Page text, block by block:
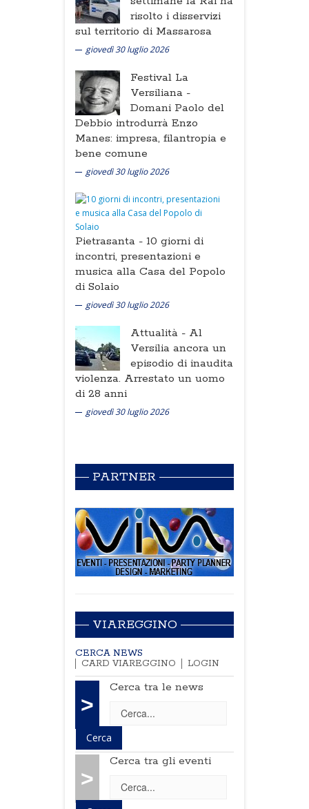
risolto i disservizi
sul territorio di Massarosa
giovedì 30 luglio 2026
Festival La
Versiliana -
Domani Paolo del
Debbio introdurrà Enzo
Manes: impresa, filantropia e
bene comune
giovedì 30 luglio 2026
Pietrasanta - 10 giorni di
incontri, presentazioni e
musica alla Casa del Popolo
di Solaio
giovedì 30 luglio 2026
Attualità - Al
Versilia ancora un
episodio di inaudita
violenza. Arrestato un uomo
di 28 anni
giovedì 30 luglio 2026
PARTNER
VIAREGGINO
CERCA NEWS
CARD VIAREGGINO
LOGIN
>
Cerca tra le news
>
Cerca tra gli eventi